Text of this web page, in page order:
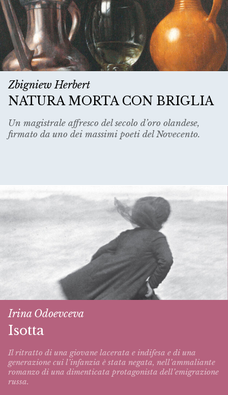
Zbigniew Herbert
NATURA MORTA CON BRIGLIA
Un magistrale affresco del secolo d’oro olandese,
firmato da uno dei massimi poeti del Novecento.
Irina Odoevceva
Isotta
Il ritratto di una giovane lacerata e indifesa e di una
generazione cui l’infanzia è stata negata, nell’ammaliante
romanzo di una dimenticata protagonista dell’emigrazione
russa.